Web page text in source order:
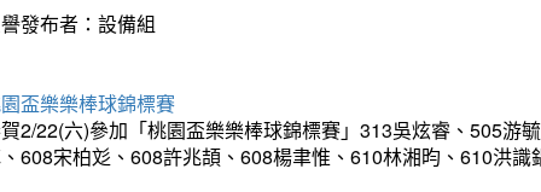
發布者：設備組
盃樂樂棒球錦標賽
2/22(六)參加「桃園盃樂樂棒球錦標賽」313吳炫睿、505游
608宋柏彣、608許兆頡、608楊聿惟、610林湘昀、610洪